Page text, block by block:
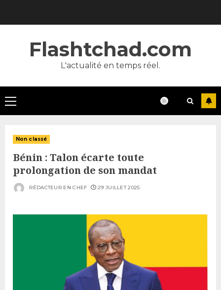
Flashtchad.com
L'actualité en temps réel.
Primary
Menu
Non classé
Bénin : Talon écarte toute
prolongation de son mandat
RÉDACTEUR EN CHEF 29 JUILLET 2025